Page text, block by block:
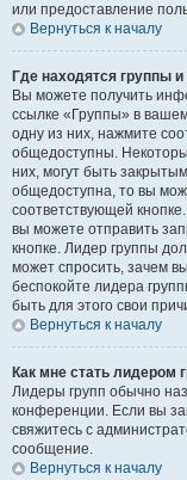
или предоставление
Вернуться к началу
Где находятся группы
Вы можете получить
ссылке «Группы» в
одну из них, нажмите
общедоступны.
них, могут быть
общедоступна, то вы
соответствующей
вы можете отправить
кнопке. Лидер группы
может спросить, зачем
беспокойте лидера
быть для этого свои
Вернуться к началу
Как мне стать лидером
Лидеры групп обычно
конференции. Если вы
свяжитесь с
сообщение.
Вернуться к началу